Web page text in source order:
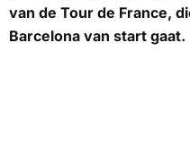
van de Tour de France,
Barcelona van start gaat.